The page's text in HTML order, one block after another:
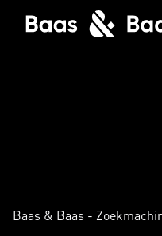
Baas & Baas -